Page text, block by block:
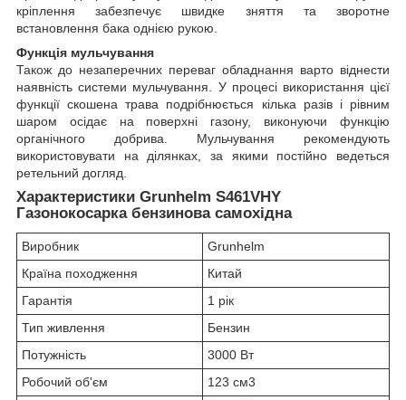
кріплення забезпечує швидке зняття та зворотне
встановлення бака однією рукою.
Функція мульчування
Також до незаперечних переваг обладнання варто віднести
наявність системи мульчування. У процесі використання цієї
функції скошена трава подрібнюється кілька разів і рівним
шаром осідає на поверхні газону, виконуючи функцію
органічного добрива. Мульчування рекомендують
використовувати на ділянках, за якими постійно ведеться
ретельний догляд.
Характеристики Grunhelm S461VHY
Газонокосарка бензинова самохідна
Виробник
Grunhelm
Країна походження
Китай
Гарантія
1 рік
Тип живлення
Бензин
Потужність
3000 Вт
Робочий об'єм
123 см3